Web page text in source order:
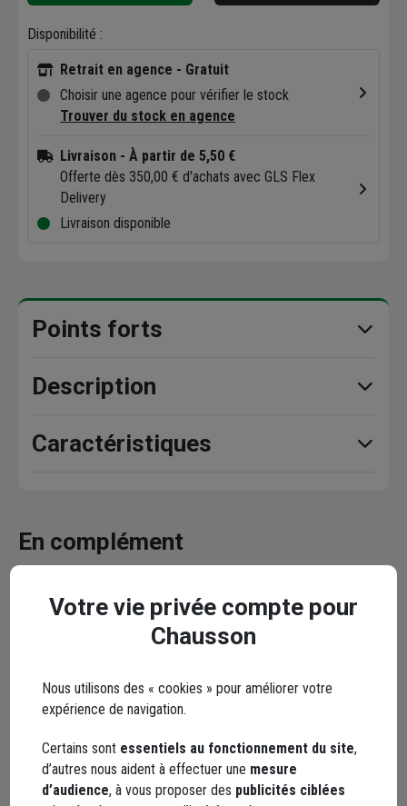
Disponibilité :
Retrait en agence - Gratuit
Choisir une agence pour vérifier le stock
Trouver du stock en agence
Livraison - À partir de 5,50 €
Offerte dès 350,00 € d'achats avec GLS Flex
Delivery
Livraison disponible
Points forts
Description
Caractéristiques
En complément
Votre vie privée compte pour
Chausson
Nous utilisons des « cookies » pour améliorer votre
expérience de navigation.
Certains sont essentiels au fonctionnement du site,
d’autres nous aident à effectuer une mesure
d’audience, à vous proposer des publicités ciblées